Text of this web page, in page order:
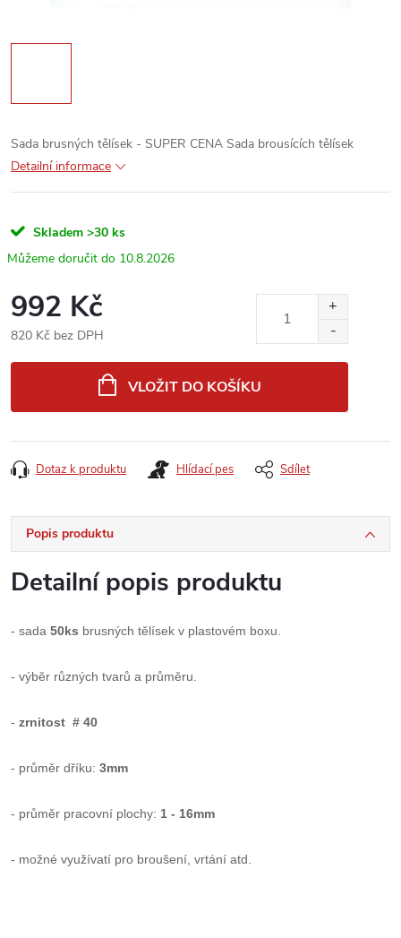
Sada brusných tělísek - SUPER CENA Sada brousících tělísek
Detailní informace
Skladem >30 ks
10.8.2026
992 Kč
820 Kč bez DPH
VLOŽIT DO KOŠÍKU
Dotaz k produktu Hlídací pes Sdílet
Popis produktu
Detailní popis produktu
- sada 50ks brusných tělísek v plastovém boxu.
- výběr různých tvarů a průměru.
- zrnitost # 40
- průměr dříku: 3mm
- průměr pracovní plochy: 1 - 16mm
- možné využívatí pro broušení, vrtání atd.